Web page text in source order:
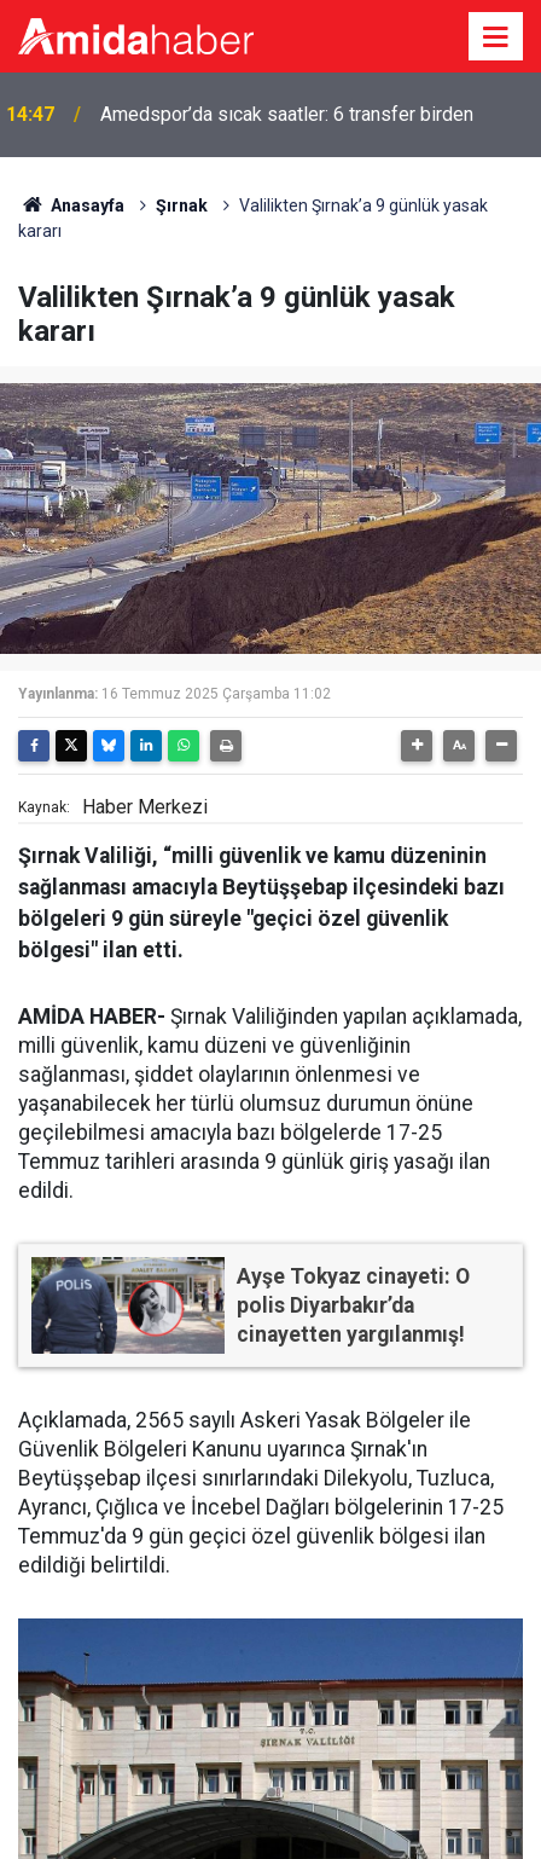
14:47 Amedspor’da sıcak saatler: 6 transfer birden
Anasayfa Şırnak
Valilikten Şırnak’a 9 günlük yasak
kararı
Valilikten Şırnak’a 9 günlük yasak
kararı
Yayınlanma: 16 Temmuz 2025 Çarşamba 11:02
Kaynak: Haber Merkezi
Şırnak Valiliği, “milli güvenlik ve kamu düzeninin
sağlanması amacıyla Beytüşşebap ilçesindeki bazı
bölgeleri 9 gün süreyle "geçici özel güvenlik
bölgesi" ilan etti.
AMİDA HABER- Şırnak Valiliğinden yapılan açıklamada,
milli güvenlik, kamu düzeni ve güvenliğinin
sağlanması, şiddet olaylarının önlenmesi ve
yaşanabilecek her türlü olumsuz durumun önüne
geçilebilmesi amacıyla bazı bölgelerde 17-25
Temmuz tarihleri arasında 9 günlük giriş yasağı ilan
edildi.
Ayşe Tokyaz cinayeti: O
polis Diyarbakır’da
cinayetten yargılanmış!
Açıklamada, 2565 sayılı Askeri Yasak Bölgeler ile
Güvenlik Bölgeleri Kanunu uyarınca Şırnak'ın
Beytüşşebap ilçesi sınırlarındaki Dilekyolu, Tuzluca,
Ayrancı, Çığlıca ve İncebel Dağları bölgelerinin 17-25
Temmuz'da 9 gün geçici özel güvenlik bölgesi ilan
edildiği belirtildi.